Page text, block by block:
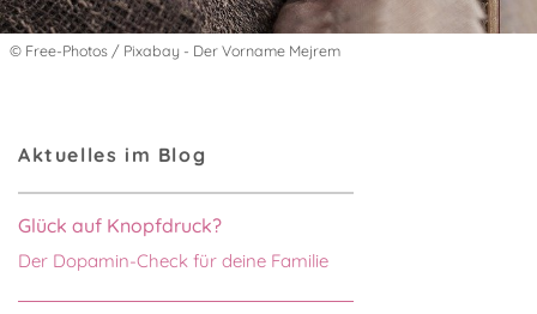
© Free-Photos / Pixabay - Der Vorname Mejrem
Aktuelles im Blog
Glück auf Knopfdruck?
Der Dopamin-Check für deine Familie